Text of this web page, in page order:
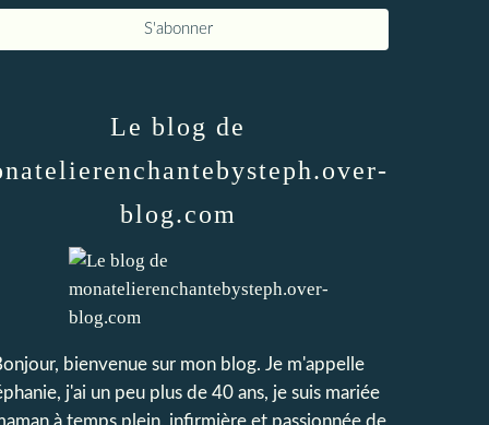
Le blog de
blog.com
bienvenue sur mon blog. Je m'appelle
j'ai un peu plus de 40 ans, je suis mariée
à temps plein, infirmière et passionnée de